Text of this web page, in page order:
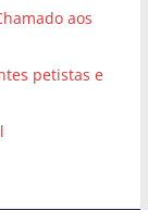
aos
petistas e